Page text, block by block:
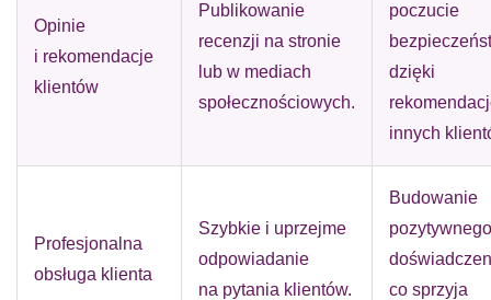
Opinie
i rekomendacje
klientów
Publikowanie
recenzji na stronie
lub w mediach
społecznościowych.
poczucie
dzięki
innych
Profesjonalna
obsługa klienta
Szybkie i uprzejme
odpowiadanie
na pytania klientów.
Budowanie
pozytywnego
co sprzyja